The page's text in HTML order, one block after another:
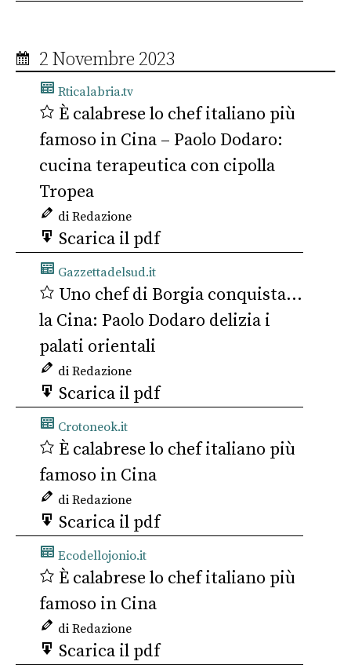
2 Novembre 2023
Rticalabria.tv
È calabrese lo chef italiano più
famoso in Cina – Paolo Dodaro:
cucina terapeutica con cipolla
Tropea
di Redazione
Scarica il pdf
Gazzettadelsud.it
Uno chef di Borgia conquista…
la Cina: Paolo Dodaro delizia i
palati orientali
di Redazione
Scarica il pdf
Crotoneok.it
È calabrese lo chef italiano più
famoso in Cina
di Redazione
Scarica il pdf
Ecodellojonio.it
È calabrese lo chef italiano più
famoso in Cina
di Redazione
Scarica il pdf